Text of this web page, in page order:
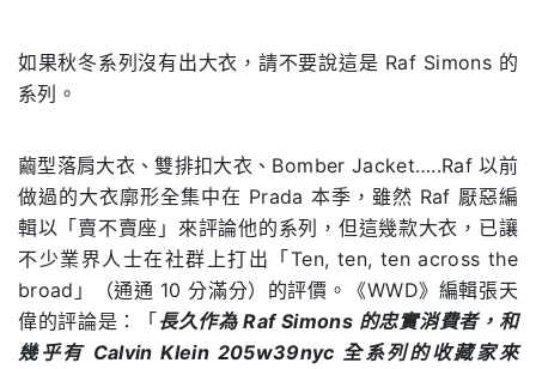
如果秋冬系列沒有出大衣，請不要說這是 Raf Simons 的
系列。
繭型落肩大衣、雙排扣大衣、Bomber Jacket…..Raf 以前
做過的大衣廓形全集中在 Prada 本季，雖然 Raf 厭惡編
輯以「賣不賣座」來評論他的系列，但這幾款大衣，已讓
不少業界人士在社群上打出「Ten, ten, ten across the
broad」（通通 10 分滿分）的評價。《WWD》編輯張天
偉的評論是：「長久作為 Raf Simons 的忠實消費者，和
幾乎有 Calvin Klein 205w39nyc 全系列的收藏家來